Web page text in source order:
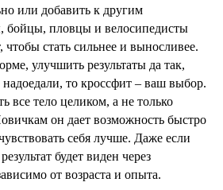
или добавить к другим
бойцы, пловцы и велосипедисты
чтобы стать сильнее и выносливее.
улучшить результаты да так,
то кроссфит – ваш выбор.
все тело целиком, а не только
он дает возможность быстро
себя лучше. Даже если
будет виден через
от возраста и опыта.